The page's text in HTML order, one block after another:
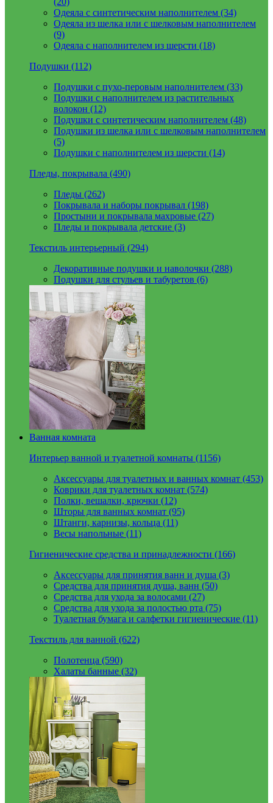
Одеяла с синтетическим наполнителем (34)
Одеяла из шелка или с шелковым наполнителем
(9)
Одеяла с наполнителем из шерсти (18)
Подушки (112)
Подушки с пухо-перовым наполнителем (33)
Подушки с наполнителем из растительных
волокон (12)
Подушки с синтетическим наполнителем (48)
Подушки из шелка или с шелковым наполнителем
(5)
Подушки с наполнителем из шерсти (14)
Пледы, покрывала (490)
Пледы (262)
Покрывала и наборы покрывал (198)
Простыни и покрывала махровые (27)
Пледы и покрывала детские (3)
Текстиль интерьерный (294)
Декоративные подушки и наволочки (288)
Подушки для стульев и табуретов (6)
Ванная комната
Интерьер ванной и туалетной комнаты (1156)
Аксессуары для туалетных и ванных комнат (453)
Коврики для туалетных комнат (574)
Полки, вешалки, крючки (12)
Шторы для ванных комнат (95)
Штанги, карнизы, кольца (11)
Весы напольные (11)
Гигиенические средства и принадлежности (166)
Аксессуары для принятия ванн и душа (3)
Средства для принятия душа, ванн (50)
Средства для ухода за волосами (27)
Средства для ухода за полостью рта (75)
Туалетная бумага и салфетки гигиенические (11)
Текстиль для ванной (622)
Полотенца (590)
Халаты банные (32)